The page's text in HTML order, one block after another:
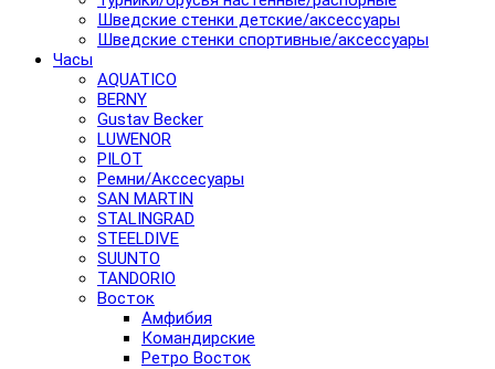
Шведские стенки детские/аксессуары
Шведские стенки спортивные/аксессуары
Часы
AQUATICO
BERNY
Gustav Becker
LUWENOR
PILOT
Pемни/Акссесуары
SAN MARTIN
STALINGRAD
STEELDIVE
SUUNTO
TANDORIO
Восток
Амфибия
Командирские
Ретро Восток